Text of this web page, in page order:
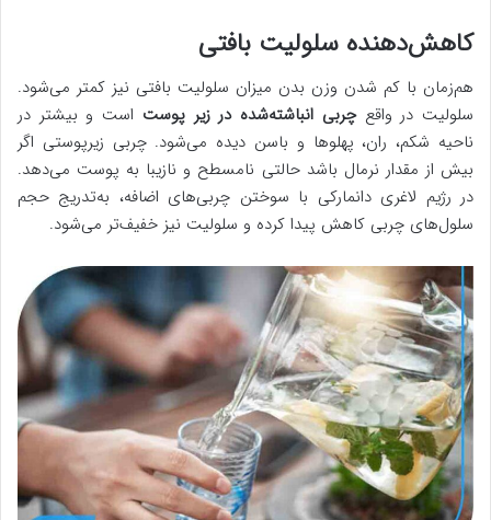
کاهش‌دهنده سلولیت بافتی
هم‌زمان با کم شدن وزن بدن میزان سلولیت بافتی نیز کمتر می‌شود.
سلولیت در واقعچربی انباشته‌شده در زیر پوست است و بیشتر در
ناحیه شکم، ران، پهلوها و باسن دیده می‌شود. چربی زیرپوستی اگر
بیش از مقدار نرمال باشد حالتی نامسطح و نازیبا به پوست می‌دهد.
در رژیم لاغری دانمارکی با سوختن چربی‌های اضافه، به‌تدریج حجم
سلول‌های چربی کاهش پیدا کرده و سلولیت نیز خفیف‌تر می‌شود.